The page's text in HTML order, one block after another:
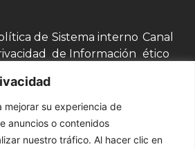
mejorar su experiencia de
anuncios o contenidos
nuestro tráfico. Al hacer clic en
de Sistema interno
de Información
Canal
ético
750